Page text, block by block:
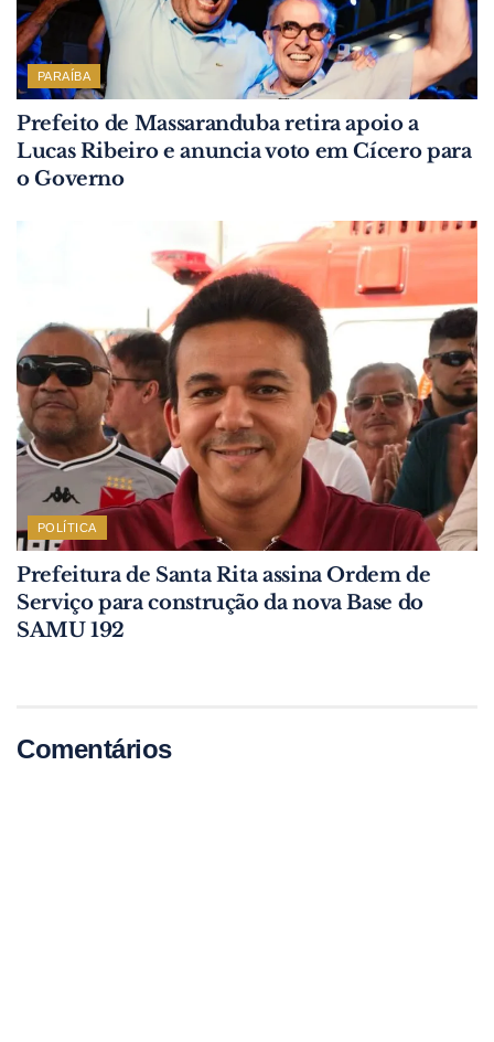
PARAÍBA
Prefeito de Massaranduba retira apoio a
Lucas Ribeiro e anuncia voto em Cícero para
o Governo
POLÍTICA
Prefeitura de Santa Rita assina Ordem de
Serviço para construção da nova Base do
SAMU 192
Comentários